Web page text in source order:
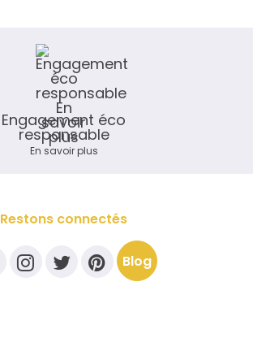
Engagement éco
responsable
En savoir plus
Restons connectés
Blog